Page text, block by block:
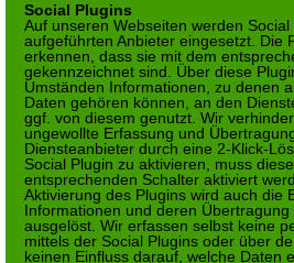
Social Plugins
Auf unseren Webseiten werden
aufgeführten Anbieter eingesetzt. Die
erkennen, dass sie mit dem
gekennzeichnet sind. Über diese
Umständen Informationen, zu denen
Daten gehören können, an den
ggf. von diesem genutzt. Wir
ungewollte Erfassung und
Diensteanbieter durch eine 2-Klick-
Social Plugin zu aktivieren, muss
entsprechenden Schalter aktiviert
Aktivierung des Plugins wird auch die
Informationen und deren
ausgelöst. Wir erfassen selbst keine
mittels der Social Plugins oder über
keinen Einfluss darauf, welche Daten